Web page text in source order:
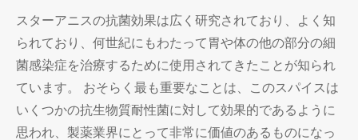
スターアニスの抗菌効果は広く研究されており、よく知
られており、何世紀にもわたって胃や体の他の部分の細
菌感染症を治療するために使用されてきたことが知られ
ています。 おそらく最も重要なことは、このスパイスは
いくつかの抗生物質耐性菌に対して効果的であるように
思われ、製薬業界にとって非常に価値のあるものになっ